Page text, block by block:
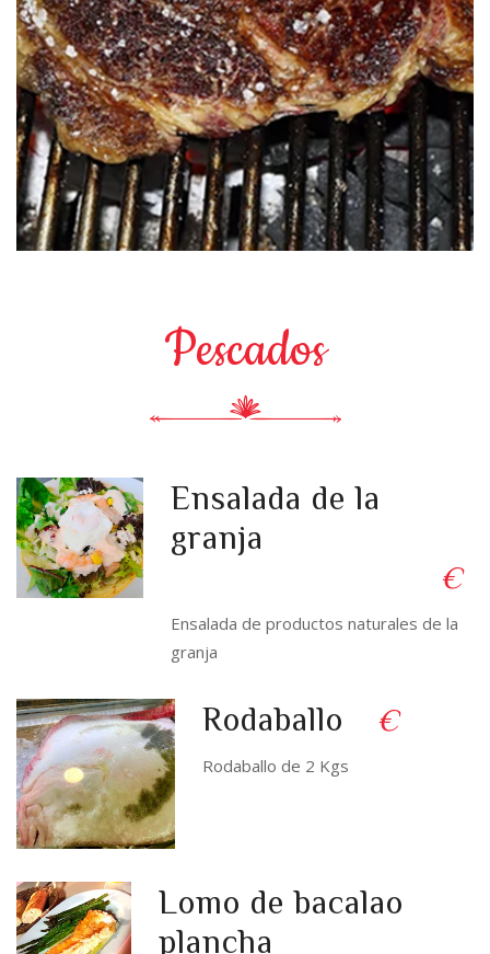
Pescados
Ensalada de la
granja
€
Ensalada de productos naturales de la
granja
Rodaballo €
Rodaballo de 2 Kgs
Lomo de bacalao
plancha